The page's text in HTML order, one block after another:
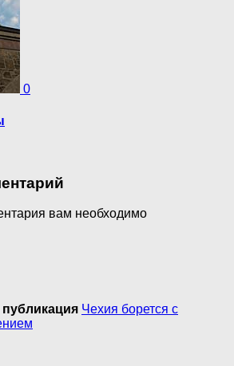
0
вам необходимо
Чехия борется с